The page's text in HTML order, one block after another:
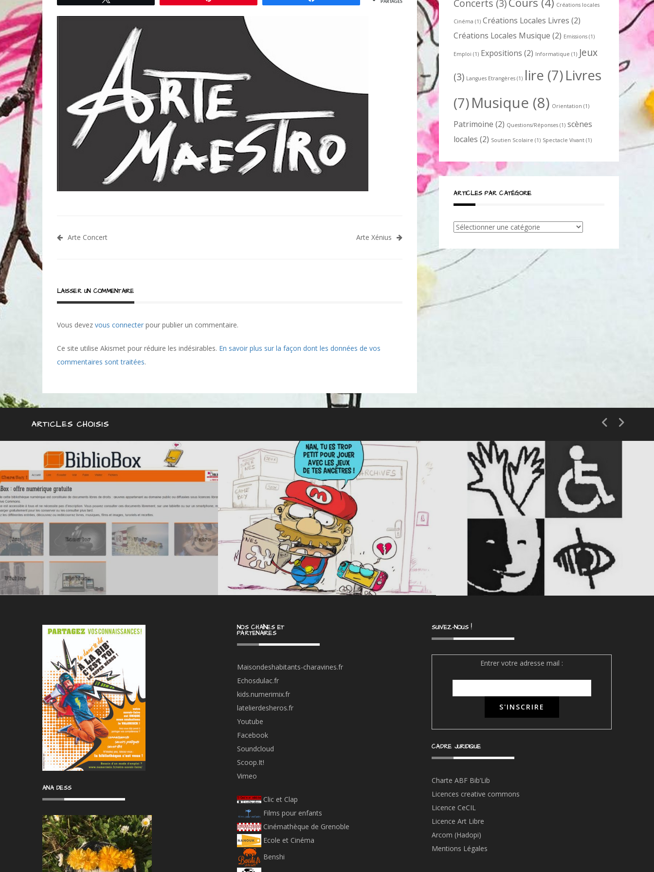
PARTAGES
Navigation
Arte Concert Arte Xénius
LAISSER UN COMMENTAIRE
Vous devez vous connecter pour publier un commentaire.
Ce site utilise Akismet pour réduire les indésirables. En savoir plus sur la façon dont les données de vos
commentaires sont traitées.
Concerts (3) Créations locales
Cinéma (1) Créations Locales Livres (2)
Créations Locales Musique (2) Emissions (1)
Emploi (1) Expositions (2) Informatique (1) Jeux
(3) Langues Etrangères (1) lire (7)Livres
(7)Musique (8) Orientation (1)
Patrimoine (2) Questions/Réponses (1) scènes
locales (2) Soutien Scolaire (1) Spectacle Vivant (1)
ARTICLES PAR CATÉGORIE
Articles
catégorie
ARTICLES CHOISIS
ANA DESS
NOS CHAÎNES ET
PARTENAIRES
Maisondeshabitants-charavines.fr
Echosdulac.fr
kids.numerimix.fr
latelierdesheros.fr
Youtube
Facebook
Soundcloud
Scoop.It!
Vimeo
Clic et Clap
Films pour enfants
Cinémathèque de Grenoble
Ecole et Cinéma
Benshi
SUIVEZ-NOUS !
Entrer votre adresse mail :
CADRE JURIDIQUE
Charte ABF Bib’Lib
Licences creative commons
Licence CeCIL
Licence Art Libre
Arcom (Hadopi)
Mentions Légales